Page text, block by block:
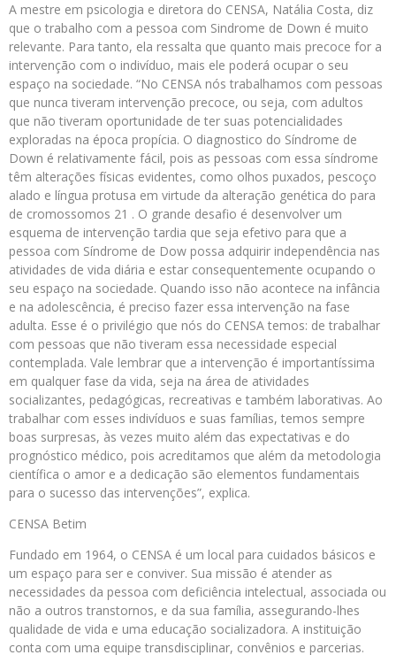
A mestre em psicologia e diretora do CENSA, Natália Costa, diz
que o trabalho com a pessoa com Sindrome de Down é muito
relevante. Para tanto, ela ressalta que quanto mais precoce for a
intervenção com o indivíduo, mais ele poderá ocupar o seu
espaço na sociedade. “No CENSA nós trabalhamos com pessoas
que nunca tiveram intervenção precoce, ou seja, com adultos
que não tiveram oportunidade de ter suas potencialidades
exploradas na época propícia. O diagnostico do Síndrome de
Down é relativamente fácil, pois as pessoas com essa síndrome
têm alterações físicas evidentes, como olhos puxados, pescoço
alado e língua protusa em virtude da alteração genética do para
de cromossomos 21 . O grande desafio é desenvolver um
esquema de intervenção tardia que seja efetivo para que a
pessoa com Síndrome de Dow possa adquirir independência nas
atividades de vida diária e estar consequentemente ocupando o
seu espaço na sociedade. Quando isso não acontece na infância
e na adolescência, é preciso fazer essa intervenção na fase
adulta. Esse é o privilégio que nós do CENSA temos: de trabalhar
com pessoas que não tiveram essa necessidade especial
contemplada. Vale lembrar que a intervenção é importantíssima
em qualquer fase da vida, seja na área de atividades
socializantes, pedagógicas, recreativas e também laborativas. Ao
trabalhar com esses indivíduos e suas famílias, temos sempre
boas surpresas, às vezes muito além das expectativas e do
prognóstico médico, pois acreditamos que além da metodologia
científica o amor e a dedicação são elementos fundamentais
para o sucesso das intervenções”, explica.
CENSA Betim
Fundado em 1964, o CENSA é um local para cuidados básicos e
um espaço para ser e conviver. Sua missão é atender as
necessidades da pessoa com deficiência intelectual, associada ou
não a outros transtornos, e da sua família, assegurando-lhes
qualidade de vida e uma educação socializadora. A instituição
conta com uma equipe transdisciplinar, convênios e parcerias.